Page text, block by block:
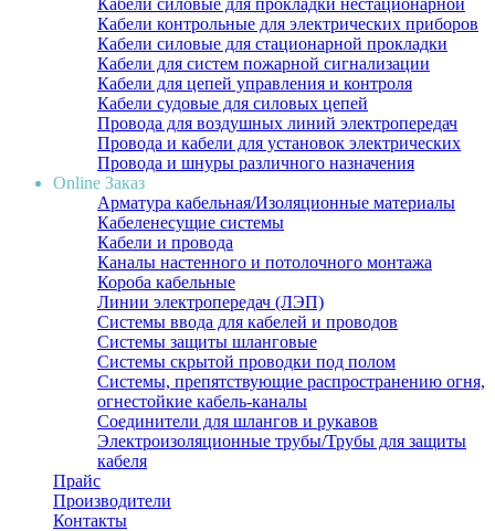
Кабели силовые для прокладки нестационарной
Кабели контрольные для электрических приборов
Кабели силовые для стационарной прокладки
Кабели для систем пожарной сигнализации
Кабели для цепей управления и контроля
Кабели судовые для силовых цепей
Провода для воздушных линий электропередач
Провода и кабели для установок электрических
Провода и шнуры различного назначения
Online Заказ
Арматура кабельная/Изоляционные материалы
Кабеленесущие системы
Кабели и провода
Каналы настенного и потолочного монтажа
Короба кабельные
Линии электропередач (ЛЭП)
Системы ввода для кабелей и проводов
Системы защиты шланговые
Системы скрытой проводки под полом
Системы, препятствующие распространению огня,
огнестойкие кабель-каналы
Соединители для шлангов и рукавов
Электроизоляционные трубы/Трубы для защиты
кабеля
Прайс
Производители
Контакты